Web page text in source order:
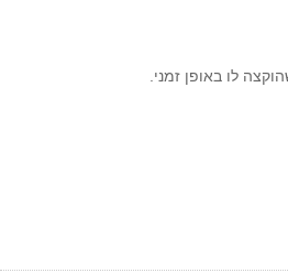
לו באופן זמני.